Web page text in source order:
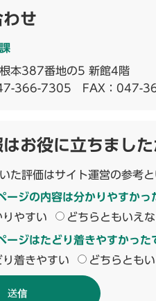
わせ
本387番地の5 新館4階
366-7305 FAX：047-
お役に立ちました
た評価はサイト運営の参考と
ージの内容は分かりやすかっ
りやすい どちらともいえ
ージはたどり着きやすかった
り着きやすい どちらとも